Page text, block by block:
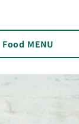
Food MENU